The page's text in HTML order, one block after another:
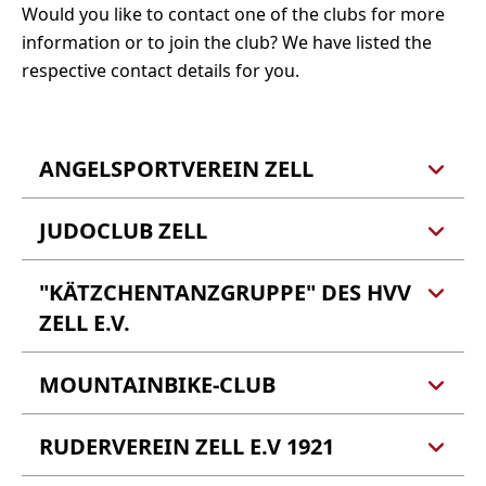
Would you like to contact one of the clubs for more
information or to join the club? We have listed the
respective contact details for you.
ANGELSPORTVEREIN ZELL
Angelsportverein Zell
Founded: 1920
Contact: Wolfgang Kaspari
Adresse: Römerstraße 40, 56856 Zell (Mosel)
Tel.: 06542 4887
JUDOCLUB ZELL
Judoclub Zell
Contact: Alexander Lehnert
"KÄTZCHENTANZGRUPPE" DES HVV
ZELL E.V.
"Kätzchentanzgruppe" des
HVV Zell e.V.
Founded: 2015
Contact: Monika Kaspari
MOUNTAINBIKE-CLUB
Mountainbike-Club
Founded: 1995
RUDERVEREIN ZELL E.V 1921